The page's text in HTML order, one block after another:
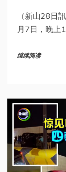
（新山28日
月7日，晚上
继续阅读